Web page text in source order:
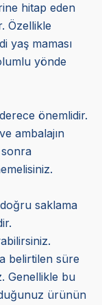
hitap eden
Özellikle
yaş maması
yönde
önemlidir.
ambalajın
sonra
doğru saklama
belirtilen süre
Genellikle bu
ürünün